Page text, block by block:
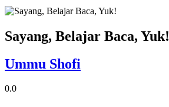
Sayang, Belajar Baca, Yuk!
Ummu Shofi
0.0